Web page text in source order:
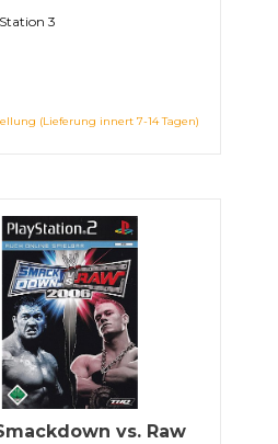
3
(Lieferung innert 7-14 Tagen)
vs. Raw